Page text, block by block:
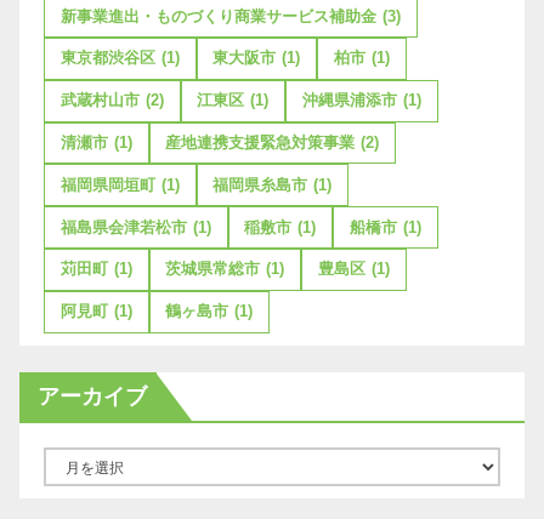
新事業進出・ものづくり商業サービス補助金 (3)
東京都渋谷区 (1) 東大阪市 (1) 柏市 (1)
武蔵村山市 (2) 江東区 (1) 沖縄県浦添市 (1)
清瀬市 (1) 産地連携支援緊急対策事業 (2)
福岡県岡垣町 (1) 福岡県糸島市 (1)
福島県会津若松市 (1) 稲敷市 (1) 船橋市 (1)
苅田町 (1) 茨城県常総市 (1) 豊島区 (1)
阿見町 (1) 鶴ヶ島市 (1)
アーカイブ